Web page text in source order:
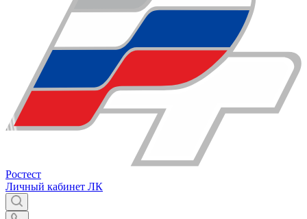
Ростест
Личный кабинет ЛК